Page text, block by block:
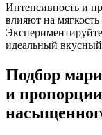
Интенсивность и
влияют на
идеальный вкусный
Подбор
и